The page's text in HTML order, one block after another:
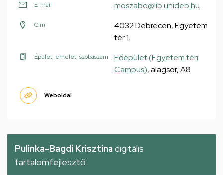
E-mail moszabo@lib.unideb.hu
Cím
4032 Debrecen, Egyetem
tér 1.
Épület, emelet, szobaszám
Főépület (Egyetem téri
Campus), alagsor, A8
Weboldal
Pulinka-Bagdi Krisztina digitális
tartalomfejlesztő